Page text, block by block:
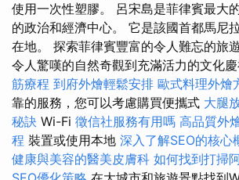
使用一次性塑膠。 呂宋島是菲律賓最大
的政治和經濟中心。 它是該國首都馬尼
在地。 探索菲律賓豐富的令人難忘的旅
令人驚嘆的自然奇觀到充滿活力的文化慶
筋療程 到府外燴輕鬆安排 歐式料理外燴
靠的服務，您可以考慮購買便攜式 大腿
秘訣 Wi-Fi 徵信社服務有用嗎 高品質外
程 裝置或使用本地 深入了解SEO的核心
健康與美容的醫美皮膚科 如何找到打掃